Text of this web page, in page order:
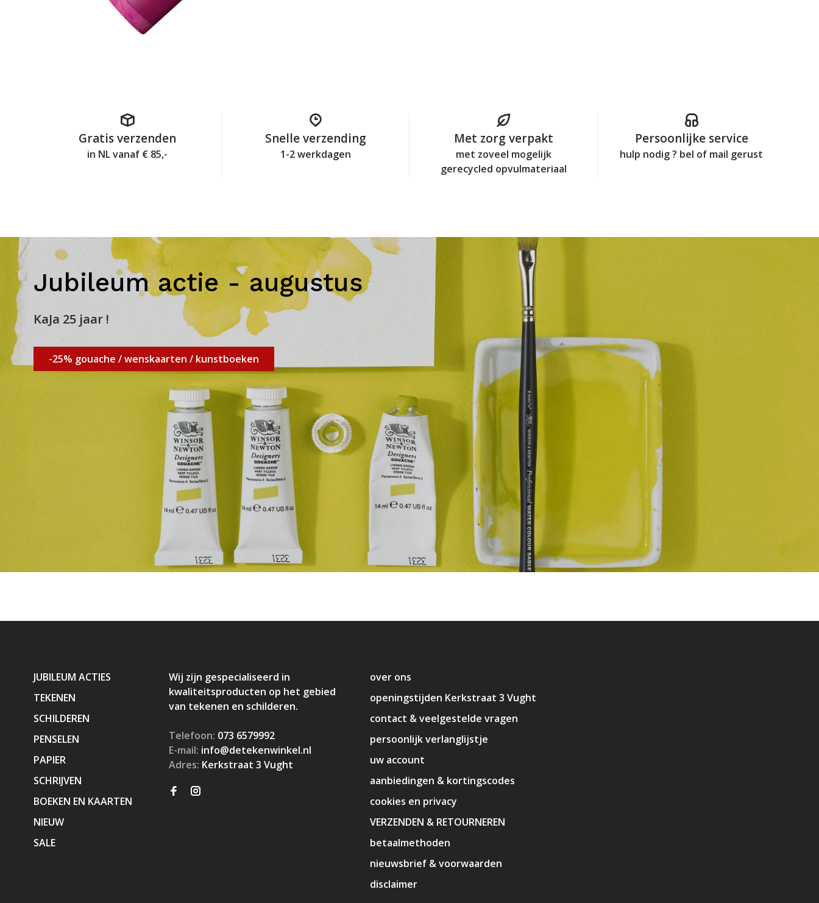
Gratis verzenden
in NL vanaf € 85,-
Snelle verzending
1-2 werkdagen
Met zorg verpakt
met zoveel mogelijk
gerecycled opvulmateriaal
Persoonlijke service
hulp nodig ? bel of mail gerust
Jubileum actie - augustus
KaJa 25 jaar !
-25% gouache / wenskaarten / kunstboeken
JUBILEUM ACTIES
TEKENEN
SCHILDEREN
PENSELEN
PAPIER
SCHRIJVEN
BOEKEN EN KAARTEN
NIEUW
SALE
Wij zijn gespecialiseerd in
kwaliteitsproducten op het gebied
van tekenen en schilderen.
Telefoon: 073 6579992
E-mail: info@detekenwinkel.nl
Adres: Kerkstraat 3 Vught
over ons
openingstijden Kerkstraat 3 Vught
contact & veelgestelde vragen
persoonlijk verlanglijstje
uw account
aanbiedingen & kortingscodes
cookies en privacy
VERZENDEN & RETOURNEREN
betaalmethoden
nieuwsbrief & voorwaarden
disclaimer